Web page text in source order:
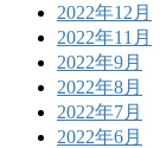
2022年12月
2022年11月
2022年9月
2022年8月
2022年7月
2022年6月